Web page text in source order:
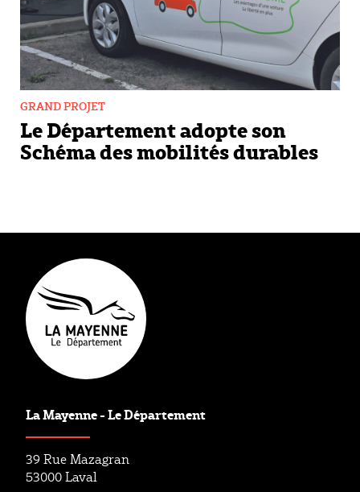
Le Département adopte son
Schéma des mobilités durables
GRAND PROJET
La Mayenne - Le Département
39 Rue Mazagran
53000 Laval